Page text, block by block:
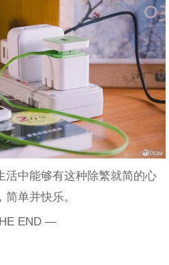
活中能够有这种除繁就简的心
单并快乐。
END —